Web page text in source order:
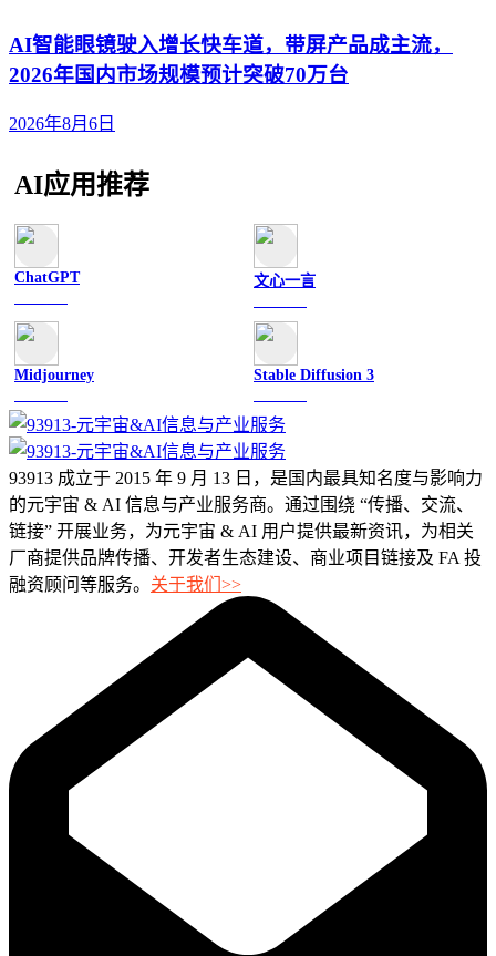
AI智能眼镜驶入增长快车道，带屏产品成主流，
2026年国内市场规模预计突破70万台
2026年8月6日
AI应用推荐
ChatGPT 文心一言
Midjourney Stable Diffusion 3
93913 成立于 2015 年 9 月 13 日，是国内最具知名度与影响力
的元宇宙 & AI 信息与产业服务商。通过围绕 “传播、交流、
链接” 开展业务，为元宇宙 & AI 用户提供最新资讯，为相关
厂商提供品牌传播、开发者生态建设、商业项目链接及 FA 投
融资顾问等服务。 关于我们>>